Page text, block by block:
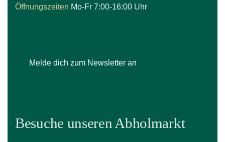
Öffnungszeiten Mo-Fr 7:00-16:00 Uhr
Melde dich zum Newsletter an
Besuche unseren Abholmarkt